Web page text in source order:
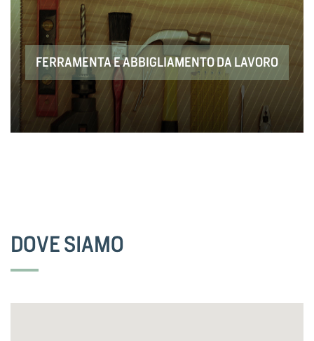
FERRAMENTA E ABBIGLIAMENTO DA LAVORO
DOVE SIAMO